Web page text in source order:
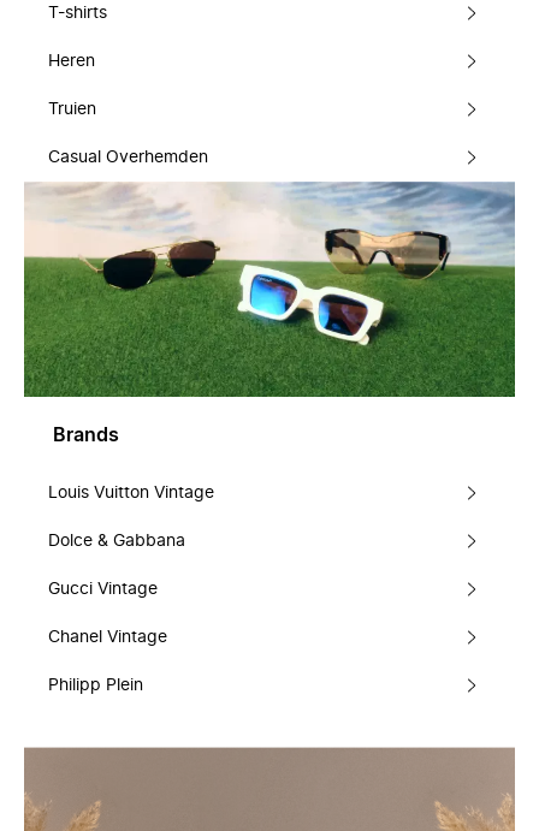
T-shirts
Heren
Truien
Casual Overhemden
Brands
Louis Vuitton Vintage
Dolce & Gabbana
Gucci Vintage
Chanel Vintage
Philipp Plein